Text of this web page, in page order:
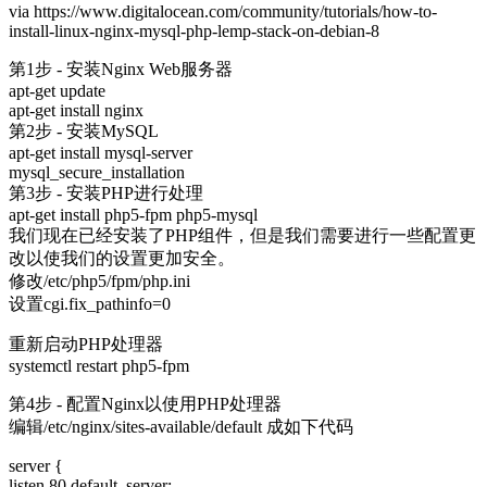
via https://www.digitalocean.com/community/tutorials/how-to-
install-linux-nginx-mysql-php-lemp-stack-on-debian-8
第1步 - 安装Nginx Web服务器
apt-get update
apt-get install nginx
第2步 - 安装MySQL
apt-get install mysql-server
mysql_secure_installation
第3步 - 安装PHP进行处理
apt-get install php5-fpm php5-mysql
我们现在已经安装了PHP组件，但是我们需要进行一些配置更
改以使我们的设置更加安全。
修改/etc/php5/fpm/php.ini
设置cgi.fix_pathinfo=0
重新启动PHP处理器
systemctl restart php5-fpm
第4步 - 配置Nginx以使用PHP处理器
编辑/etc/nginx/sites-available/default 成如下代码
server {